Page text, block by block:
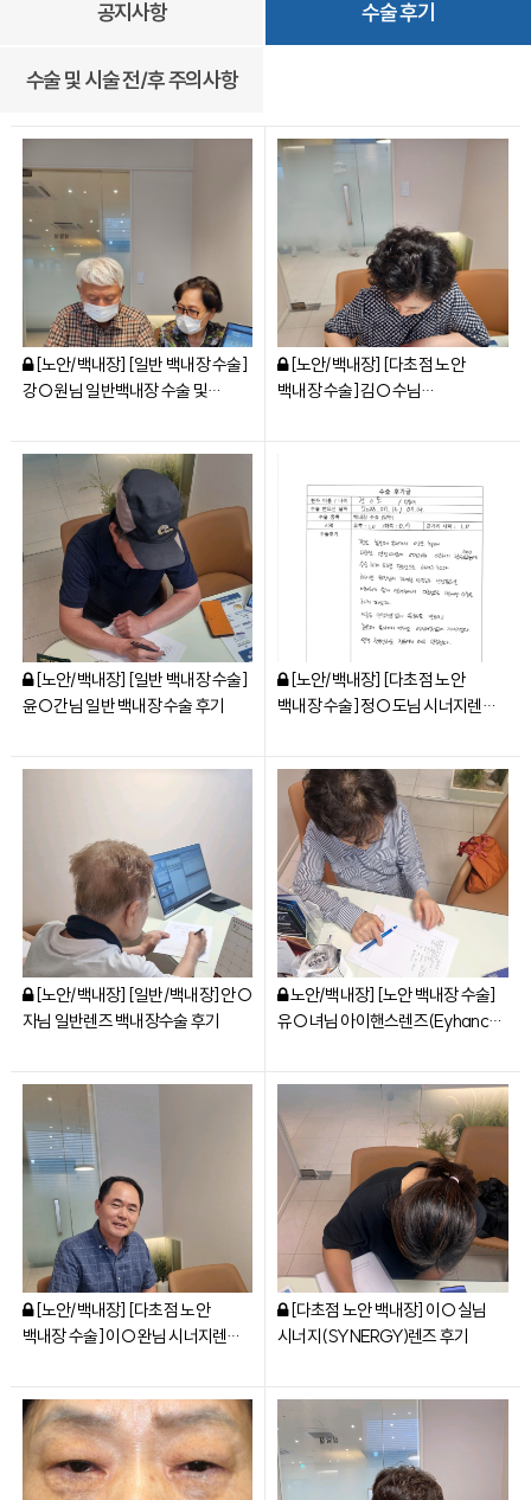
공지사항 수술 후기
수술 및 시술 전/후 주의사항
[노안/백내장] [일반 백내장 수술]
강○원님 일반백내장 수술 및
[노안/백내장] [다초점 노안
백내장 수술] 김○수님
[노안/백내장] [일반 백내장 수술]
윤○간님 일반 백내장 수술 후기
[노안/백내장] [다초점 노안
백내장 수술] 정○도님 시너지렌즈
[노안/백내장] [일반/백내장] 안○
자님 일반렌즈 백내장수술 후기
노안/백내장] [노안 백내장 수술]
유○녀님 아이핸스렌즈(Eyhance
[노안/백내장] [다초점 노안
백내장 수술] 이○완님 시너지렌즈
[다초점 노안 백내장] 이○실님
시너지(SYNERGY)렌즈 후기